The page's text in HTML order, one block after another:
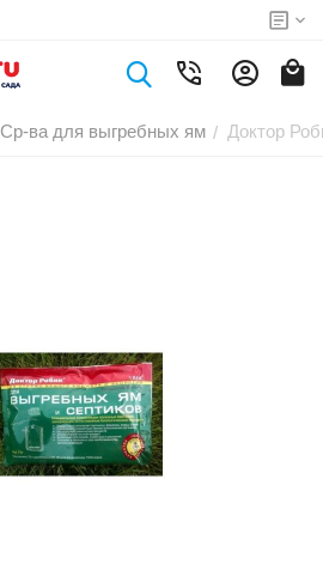
Ср-ва для выгребных ям / Доктор